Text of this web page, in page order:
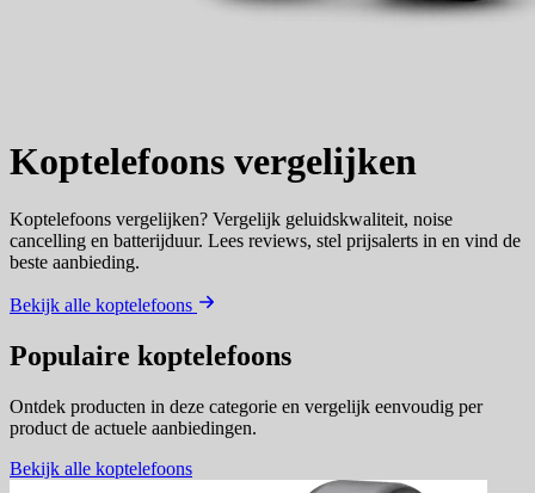
Koptelefoons vergelijken
Koptelefoons vergelijken? Vergelijk geluidskwaliteit, noise
cancelling en batterijduur. Lees reviews, stel prijsalerts in en vind de
beste aanbieding.
Bekijk alle koptelefoons
Populaire koptelefoons
Ontdek producten in deze categorie en vergelijk eenvoudig per
product de actuele aanbiedingen.
Bekijk alle koptelefoons